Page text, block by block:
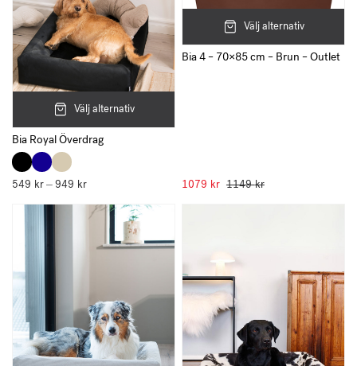
Välj alternativ
Bia Royal Överdrag
549 kr –949 krPrisintervall:
till
Välj alternativ
Bia 4 – 70×85 cm – Brun – Outlet
1079 kr 1149kr